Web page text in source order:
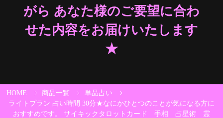
がら​ ​​あなた様のご要望に合わ
せた内容をお届けいたします
★
HOME 商品一覧
単品占い
ライトプラン 占い時間 30分★​​なにかひとつのことが気になる方に
おすすめです。​ ​​サイキックタロットカード 手相 占星術 霊